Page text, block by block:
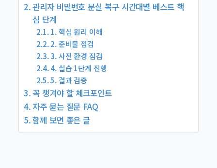
관리자 비밀번호 분실 복구 시간대별 베스트 핵
심 단계
1. 핵심 원리 이해
2. 준비물 점검
3. 사전 환경 점검
4. 실습 1단계 진행
5. 결과 검증
꼭 챙겨야 할 체크포인트
자주 묻는 질문 FAQ
함께 보면 좋은 글